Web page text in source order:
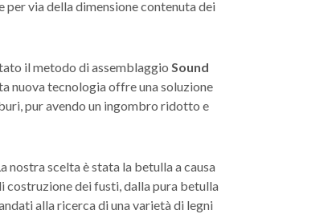
per via della dimensione contenuta dei
il metodo di assemblaggio Sound
nuova tecnologia offre una soluzione
pur avendo un ingombro ridotto e
scelta è stata la betulla a causa
costruzione dei fusti, dalla pura betulla
alla ricerca di una varietà di legni